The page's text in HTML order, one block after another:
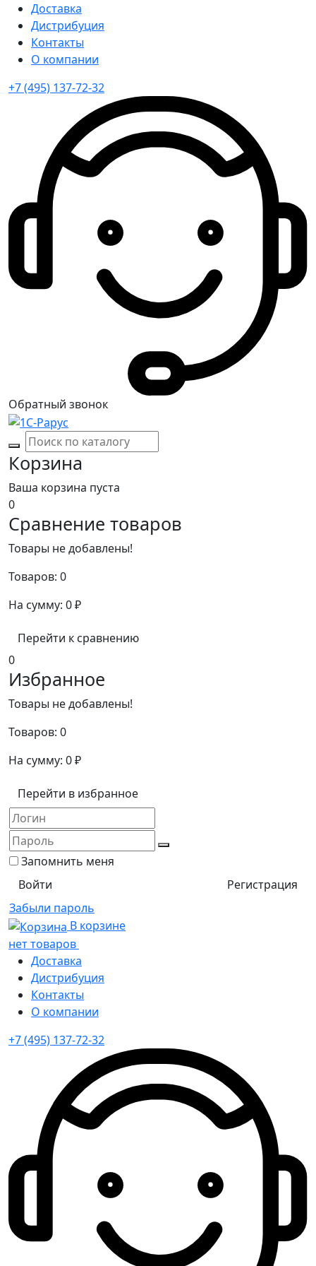
Доставка
Дистрибуция
Контакты
О компании
+7 (495) 137-72-32
Обратный звонок
Корзина
Ваша корзина пуста
0
Сравнение товаров
Товары не добавлены!
Товаров: 0
На сумму: 0₽
Перейти к сравнению
0
Избранное
Товары не добавлены!
Товаров: 0
На сумму: 0₽
Перейти в избранное
Запомнить меня
Регистрация
Забыли пароль
В корзине
нет товаров
Доставка
Дистрибуция
Контакты
О компании
+7 (495) 137-72-32